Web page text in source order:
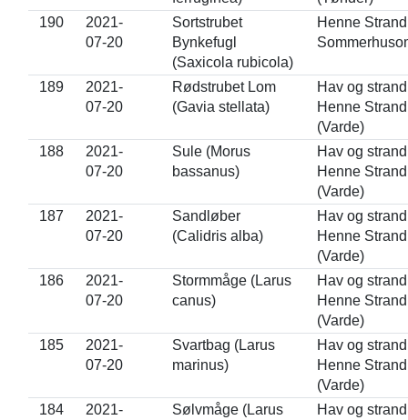
190
2021-
07-20
Sortstrubet
Bynkefugl
(Saxicola rubicola)
Henne Strand
189
2021-
07-20
Rødstrubet Lom
(Gavia stellata)
Hav og
Henne Strand
(Varde)
188
2021-
07-20
Sule (Morus
bassanus)
Hav og
Henne Strand
(Varde)
187
2021-
07-20
Sandløber
(Calidris alba)
Hav og
Henne Strand
(Varde)
186
2021-
07-20
Stormmåge (Larus
canus)
Hav og
Henne Strand
(Varde)
185
2021-
07-20
Svartbag (Larus
marinus)
Hav og
Henne Strand
(Varde)
184
2021-
Sølvmåge (Larus
Hav og